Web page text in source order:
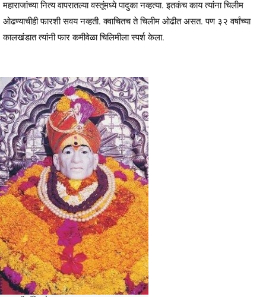
महाराजांच्या नित्य वापरातल्या वस्तूंमध्ये पादुका नव्हत्या. इतकंच काय त्यांना चिलीम
ओढण्याचीही फारशी सवय नव्हती. क्वाचितच ते चिलीम ओढीत असत. पण ३२ वर्षांच्या
कालखंडात त्यांनी फार कमीवेळा चिलिमीला स्पर्श केला.